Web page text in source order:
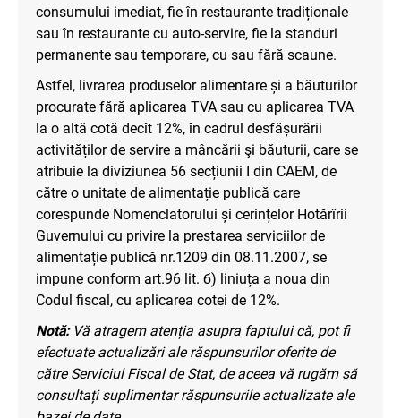
consumului imediat, fie în restaurante tradiționale
sau în restaurante cu auto-servire, fie la standuri
permanente sau temporare, cu sau fără scaune.
Astfel, livrarea produselor alimentare și a băuturilor
procurate fără aplicarea TVA sau cu aplicarea TVA
la o altă cotă decît 12%, în cadrul desfășurării
activităților de servire a mâncării şi băuturii, care se
atribuie la diviziunea 56 secțiunii I din CAEM, de
către o unitate de alimentație publică care
corespunde Nomenclatorului și cerințelor Hotărîrii
Guvernului cu privire la prestarea serviciilor de
alimentație publică nr.1209 din 08.11.2007, se
impune conform art.96 lit. б) liniuța a noua din
Codul fiscal, cu aplicarea cotei de 12%.
Notă:Vă atragem atenția asupra faptului că, pot fi
efectuate actualizări ale răspunsurilor oferite de
către Serviciul Fiscal de Stat, de aceea vă rugăm să
consultați suplimentar răspunsurile actualizate ale